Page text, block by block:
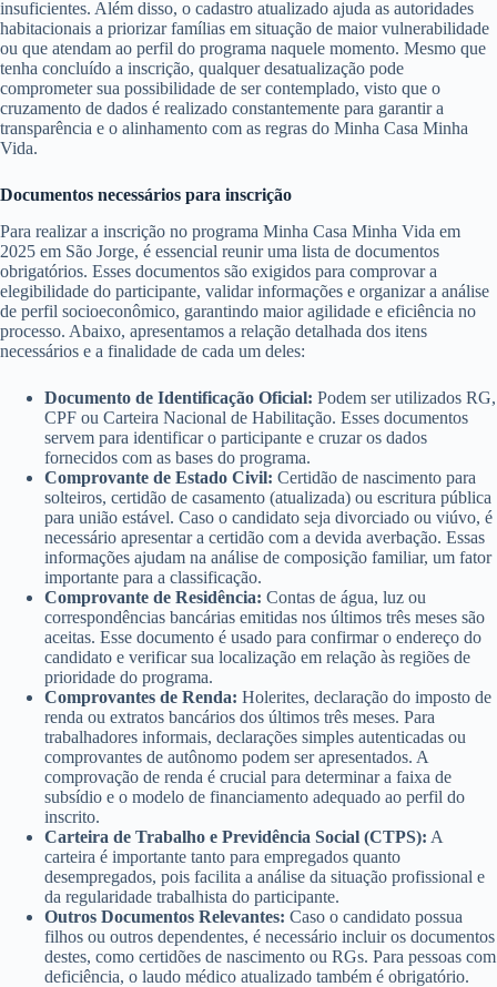
insuficientes. Além disso, o cadastro atualizado ajuda as autoridades
habitacionais a priorizar famílias em situação de maior vulnerabilidade
ou que atendam ao perfil do programa naquele momento. Mesmo que
tenha concluído a inscrição, qualquer desatualização pode
comprometer sua possibilidade de ser contemplado, visto que o
cruzamento de dados é realizado constantemente para garantir a
transparência e o alinhamento com as regras do Minha Casa Minha
Vida.
Documentos necessários para inscrição
Para realizar a inscrição no programa Minha Casa Minha Vida em
2025 em São Jorge, é essencial reunir uma lista de documentos
obrigatórios. Esses documentos são exigidos para comprovar a
elegibilidade do participante, validar informações e organizar a análise
de perfil socioeconômico, garantindo maior agilidade e eficiência no
processo. Abaixo, apresentamos a relação detalhada dos itens
necessários e a finalidade de cada um deles:
Documento de Identificação Oficial: Podem ser utilizados RG,
CPF ou Carteira Nacional de Habilitação. Esses documentos
servem para identificar o participante e cruzar os dados
fornecidos com as bases do programa.
Comprovante de Estado Civil: Certidão de nascimento para
solteiros, certidão de casamento (atualizada) ou escritura pública
para união estável. Caso o candidato seja divorciado ou viúvo, é
necessário apresentar a certidão com a devida averbação. Essas
informações ajudam na análise de composição familiar, um fator
importante para a classificação.
Comprovante de Residência: Contas de água, luz ou
correspondências bancárias emitidas nos últimos três meses são
aceitas. Esse documento é usado para confirmar o endereço do
candidato e verificar sua localização em relação às regiões de
prioridade do programa.
Comprovantes de Renda: Holerites, declaração do imposto de
renda ou extratos bancários dos últimos três meses. Para
trabalhadores informais, declarações simples autenticadas ou
comprovantes de autônomo podem ser apresentados. A
comprovação de renda é crucial para determinar a faixa de
subsídio e o modelo de financiamento adequado ao perfil do
inscrito.
Carteira de Trabalho e Previdência Social (CTPS): A
carteira é importante tanto para empregados quanto
desempregados, pois facilita a análise da situação profissional e
da regularidade trabalhista do participante.
Outros Documentos Relevantes: Caso o candidato possua
filhos ou outros dependentes, é necessário incluir os documentos
destes, como certidões de nascimento ou RGs. Para pessoas com
deficiência, o laudo médico atualizado também é obrigatório.